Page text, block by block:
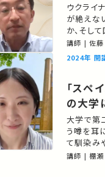
ウクライ
が絶えな
か、そし
要件を議
についても語ってみたい。
なたの
講師 | 佐
2024年 開
「スペ
の大学
大学で第
う噂を耳
て馴染み
でも、簡
講師 | 棚瀬